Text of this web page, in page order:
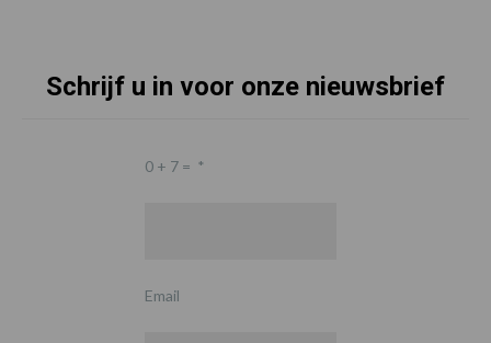
Schrijf u in voor onze nieuwsbrief
0 + 7 = *
Email